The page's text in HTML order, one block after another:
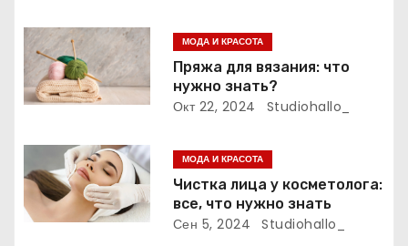
а
п
я
МОДА И КРАСОТА
Пряжа для вязания: что
нужно знать?
Окт 22, 2024 Studiohallo_
МОДА И КРАСОТА
Чистка лица у косметолога:
все, что нужно знать
Сен 5, 2024 Studiohallo_